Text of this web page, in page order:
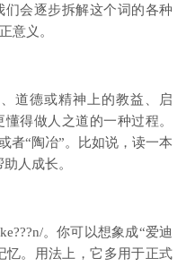
会逐步拆解这个词的各种
意义。
道德或精神上的教益、启
得做人之道的一种过程。
者“陶冶”。比如说，读一本
人成长。
。你可以想象成“爱迪
忆。用法上，它多用于正式